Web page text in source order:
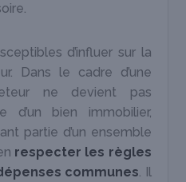
d’influer sur la
Dans le cadre d’une
ne devient pas
d’un bien immobilier,
partie d’un ensemble
respecter les règles
communes. Il